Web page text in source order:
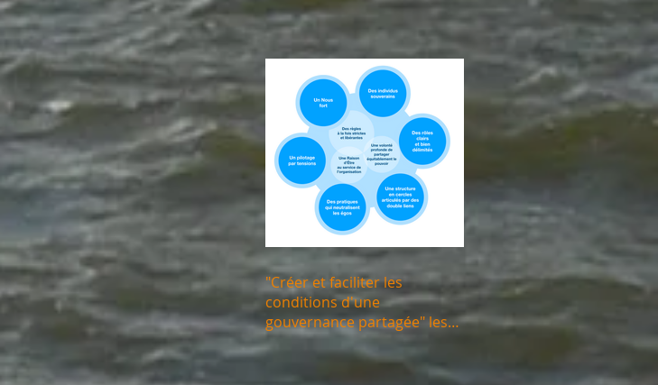
"Créer et faciliter les
conditions d'une
gouvernance partagée" les
30/11, 01/12 et 15/12/2023